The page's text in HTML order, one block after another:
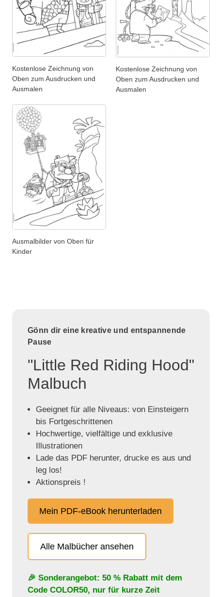
Kostenlose Zeichnung von
Oben zum Ausdrucken und
Ausmalen
Kostenlose Zeichnung von
Oben zum Ausdrucken und
Ausmalen
Ausmalbilder von Oben für
Kinder
Gönn dir eine kreative und entspannende
Pause
"Little Red Riding Hood"
Malbuch
Geeignet für alle Niveaus: von Einsteigern
bis Fortgeschrittenen
Hochwertige, vielfältige und exklusive
Illustrationen
Lade das PDF herunter, drucke es aus und
leg los!
Aktionspreis !
Mein PDF-eBook herunterladen
Alle Malbücher ansehen
🎉 Sonderangebot: 50 % Rabatt mit dem
Code COLOR50, nur für kurze Zeit